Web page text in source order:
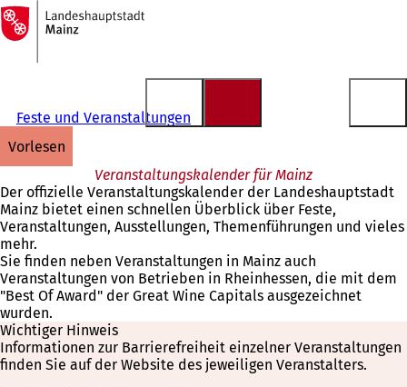
Inhalt anspringen
Zur
Startseite
Feste und Veranstaltungen
vorlesen
Veranstaltungskalender für Mainz
Der offizielle Veranstaltungskalender der Landeshauptstadt
Mainz bietet einen schnellen Überblick über Feste,
Veranstaltungen, Ausstellungen, Themenführungen und vieles
mehr.
Sie finden neben Veranstaltungen in Mainz auch
Veranstaltungen von Betrieben in Rheinhessen, die mit dem
"Best Of Award" der Great Wine Capitals ausgezeichnet
wurden.
Wichtiger Hinweis
Informationen zur Barrierefreiheit einzelner Veranstaltungen
finden Sie auf der Website des jeweiligen Veranstalters.